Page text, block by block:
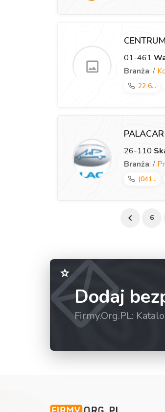
01-461
Branża: /
22 6...
PALACAR
26-110
Branża: /
(041...
6
Dodaj
Firmy.Org.PL: